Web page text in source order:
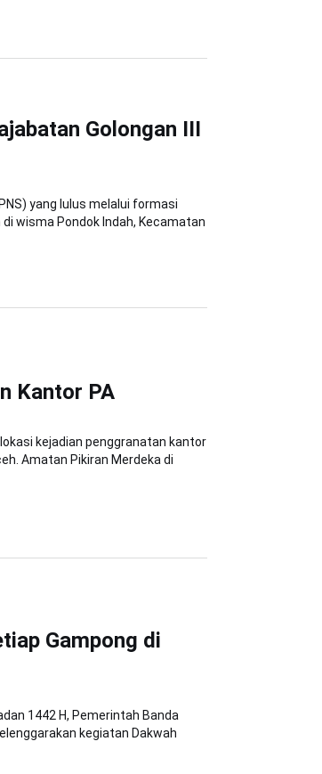
Golongan III
yang lulus melalui formasi
wisma Pondok Indah, Kecamatan
Kantor PA
kejadian penggranatan kantor
Amatan Pikiran Merdeka di
Gampong di
1442 H, Pemerintah Banda
kegiatan Dakwah